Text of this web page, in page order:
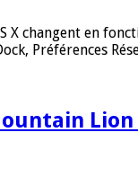
X changent en
Préférences
Lion